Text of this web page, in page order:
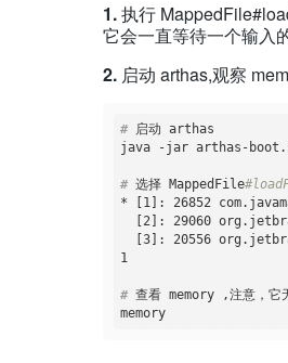
1.执行
它会一直等待一个输入
2.启动 arthas,观察
# 启动 arthas
# 选择 MappedFile
* [1]: 26852
[2]: 29060
[3]: 20556
1
# 查看 memory ,注意，它
memory